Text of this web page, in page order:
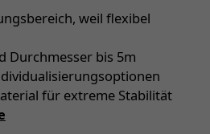
weil flexibel
Durchmesser bis 5m
für extreme Stabilität